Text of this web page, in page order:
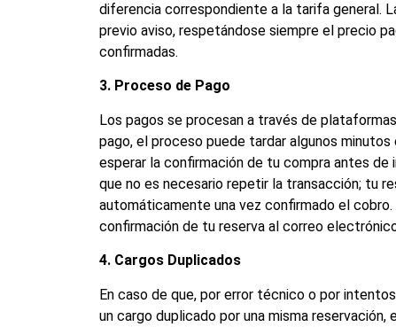
diferencia correspondiente a la tarifa general.
previo aviso, respetándose siempre el precio
confirmadas.
3. Proceso de Pago
Los pagos se procesan a través de
pago, el proceso puede tardar algunos
esperar la confirmación de tu compra antes de
que no es necesario repetir la transacción; tu
automáticamente una vez confirmado el
confirmación de tu reserva al correo
4. Cargos Duplicados
En caso de que, por error técnico o por
un cargo duplicado por una misma